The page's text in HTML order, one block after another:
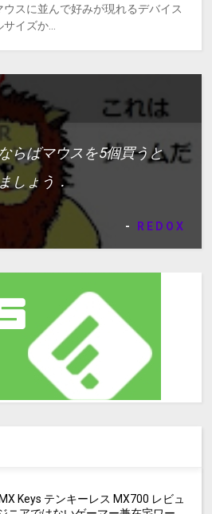
スに並んで好みが現れるデバイス
イズか...
らばマウスを5個買うと
しょう．
- REDOX
Keys テンキーレス MX700 レビュ